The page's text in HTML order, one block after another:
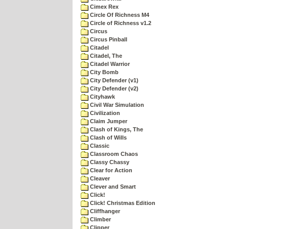
Cimex Rex
Circle Of Richness M4
Circle of Richness v1.2
Circus
Circus Pinball
Citadel
Citadel, The
Citadel Warrior
City Bomb
City Defender (v1)
City Defender (v2)
Cityhawk
Civil War Simulation
Civilization
Claim Jumper
Clash of Kings, The
Clash of Wills
Classic
Classroom Chaos
Classy Chassy
Clear for Action
Cleaver
Clever and Smart
Click!
Click! Christmas Edition
Cliffhanger
Climber
Clipper